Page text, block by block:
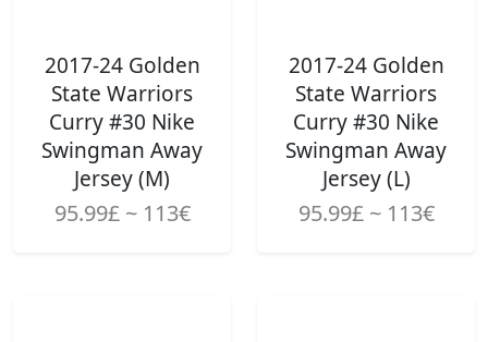
2017-24 Golden
State Warriors
Curry #30 Nike
Swingman Away
Jersey (M)
95.99£ ~ 113€
2017-24 Golden
State Warriors
Curry #30 Nike
Swingman Away
Jersey (L)
95.99£ ~ 113€